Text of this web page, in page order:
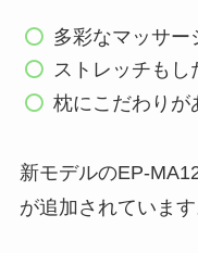
多彩なマッサー
ストレッチもし
枕にこだわりが
新モデルのEP-
が追加されています